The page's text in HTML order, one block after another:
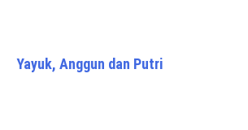
Yayuk, Anggun dan Putri